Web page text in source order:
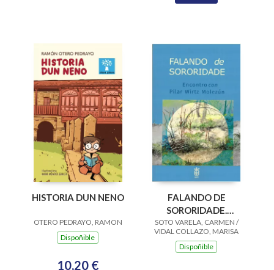
HISTORIA DUN NENO
OTERO PEDRAYO, RAMON
Dispoñible
10,20 €
FALANDO DE
SORORIDADE.
ENCONTRO CON
PILAR WIRTZ
MOLEZUN
SOTO VARELA, CARMEN /
VIDAL COLLAZO, MARISA
Dispoñible